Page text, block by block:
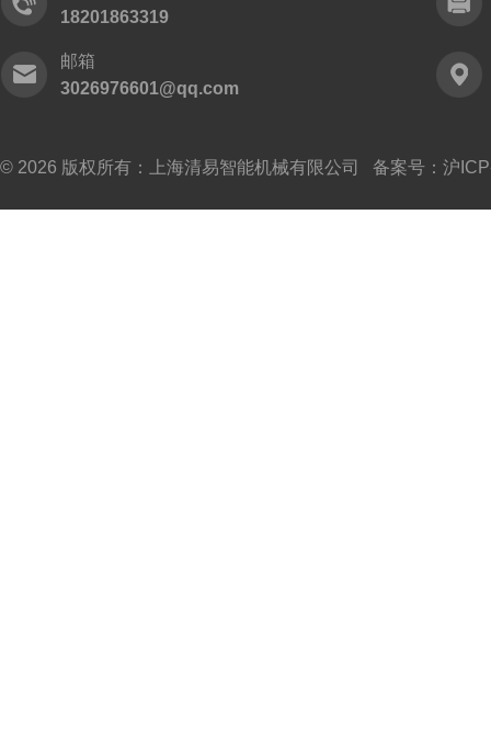
18201863319
邮箱
3026976601@qq.com
© 2026 版权所有：上海清易智能机械有限公司 备案号： 沪